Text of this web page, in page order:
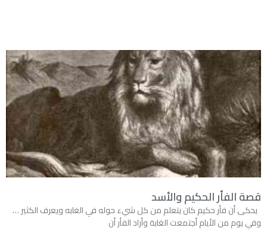
قصة الفأر الحكيم والأسد
يحكى أن فأر حكيم كان يتعلم من كل شيء حوله في الغابه ويعرف الكثير …
وفي يوم من الأيام أجتمعت الغابة وأراد الفأر أن